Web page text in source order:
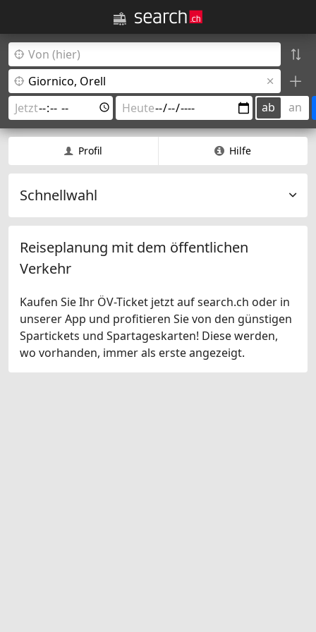
ab an
Profil Hilfe
Schnellwahl
Reiseplanung mit dem öffentlichen
Verkehr
Kaufen Sie Ihr ÖV-Ticket jetzt auf search.ch oder in
unserer App und profitieren Sie von den günstigen
Spartickets und Spartageskarten! Diese werden,
wo vorhanden, immer als erste angezeigt.